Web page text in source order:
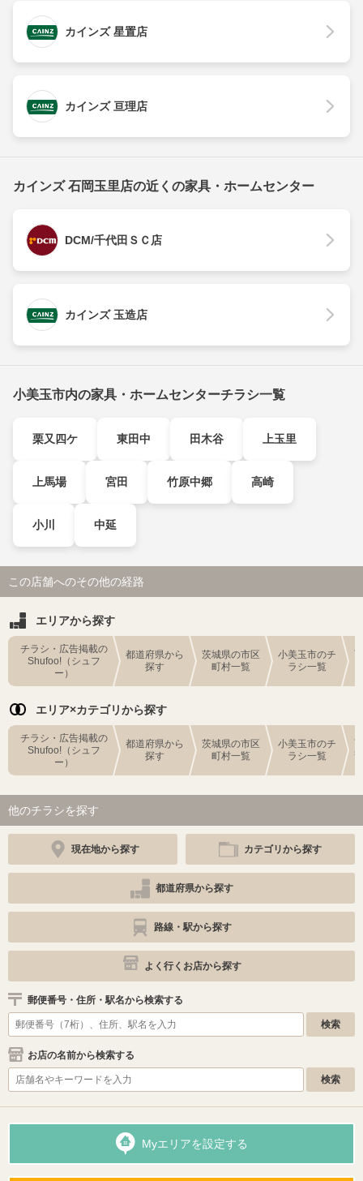
カインズ 星置店
カインズ 亘理店
カインズ 石岡玉里店の近くの家具・ホームセンター
DCM/千代田ＳＣ店
カインズ 玉造店
小美玉市内の家具・ホームセンターチラシ一覧
栗又四ケ 東田中 田木谷 上玉里
上馬場 宮田 竹原中郷 高崎
小川 中延
この店舗へのその他の経路
エリアから探す
チラシ・広告掲載の
Shufoo!（シュフ
ー）
都道府県から
探す
茨城県の市区
町村一覧
小美玉市のチ
ラシ一覧
エリア×カテゴリから探す
チラシ・広告掲載の
Shufoo!（シュフ
ー）
都道府県から
探す
茨城県の市区
町村一覧
小美玉市のチ
ラシ一覧
他のチラシを探す
現在地から探す カテゴリから探す
都道府県から探す
路線・駅から探す
よく行くお店から探す
郵便番号・住所・駅名から検索する
お店の名前から検索する
Myエリアを設定する